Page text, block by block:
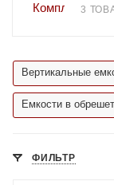
3
Вертикальные
Емкости в
ФИЛЬТР